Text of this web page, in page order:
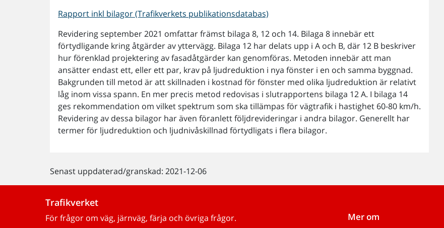
Rapport inkl bilagor (Trafikverkets publikationsdatabas)
Revidering september 2021 omfattar främst bilaga 8, 12 och 14. Bilaga 8 innebär ett
förtydligande kring åtgärder av yttervägg. Bilaga 12 har delats upp i A och B, där 12 B beskriver
hur förenklad projektering av fasadåtgärder kan genomföras. Metoden innebär att man
ansätter endast ett, eller ett par, krav på ljudreduktion i nya fönster i en och samma byggnad.
Bakgrunden till metod är att skillnaden i kostnad för fönster med olika ljudreduktion är relativt
låg inom vissa spann. En mer precis metod redovisas i slutrapportens bilaga 12 A. I bilaga 14
ges rekommendation om vilket spektrum som ska tillämpas för vägtrafik i hastighet 60-80 km/h.
Revidering av dessa bilagor har även föranlett följdrevideringar i andra bilagor. Generellt har
termer för ljudreduktion och ljudnivåskillnad förtydligats i flera bilagor.
Senast uppdaterad/granskad: 2021-12-06
Trafikverket
För frågor om väg, järnväg, färja och övriga frågor. Mer om